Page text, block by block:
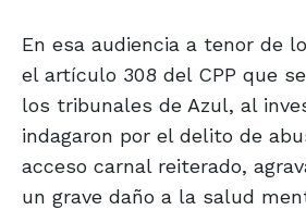
En esa audiencia a tenor de
el artículo 308 del CPP que
los tribunales de Azul, al
indagaron por el delito de
acceso carnal reiterado,
un grave daño a la salud